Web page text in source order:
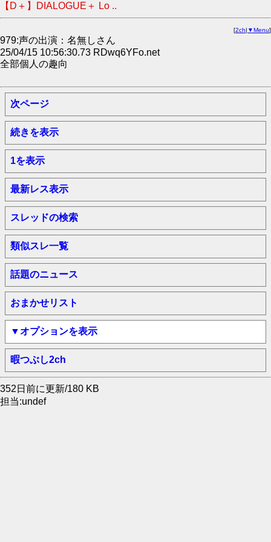
【D＋】DIALOGUE＋ Lo ..
[2ch| ▼Menu]
979:声の出演：名無しさん
25/04/15 10:56:30.73 RDwq6YFo.net
全部個人の趣向
次ページ
続きを表示
1を表示
最新レス表示
スレッドの検索
類似スレ一覧
話題のニュース
おまかせリスト
▼オプションを表示
暇つぶし2ch
352日前に更新/180 KB
担当:undef